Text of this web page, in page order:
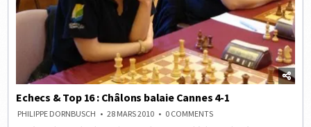
Echecs & Top 16 : Châlons balaie Cannes 4-1
PHILIPPE DORNBUSCH 28 MARS 2010 0 COMMENTSON